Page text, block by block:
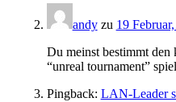
andyzu 19
Du meinst bestimmt
“unreal tournament”
Pingback: LAN-Leader